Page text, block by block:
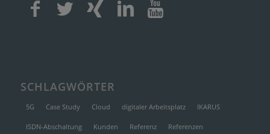
SCHLAGWÖRTER
5G Case Study Cloud digitaler Arbeitsplatz IKARUS
ISDN-Abschaltung Kunden Referenz Referenzen